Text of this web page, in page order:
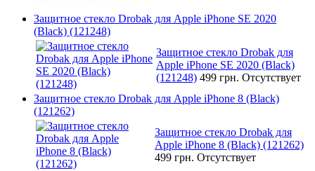
Защитное стекло Drobak для Apple iPhone SE 2020
(Black) (121248)
Защитное стекло Drobak для
Apple iPhone SE 2020 (Black)
(121248) 499 грн. Отсутствует
Защитное стекло Drobak для Apple iPhone 8 (Black)
(121262)
Защитное стекло Drobak для
Apple iPhone 8 (Black) (121262)
499 грн. Отсутствует